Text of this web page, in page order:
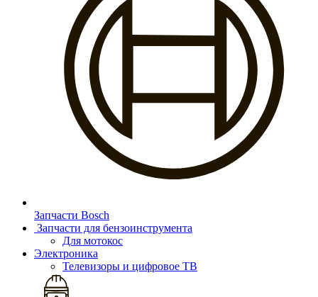
Запчасти Bosch
Запчасти для бензоинструмента
Для мотокос
Электроника
Телевизоры и цифровое ТВ